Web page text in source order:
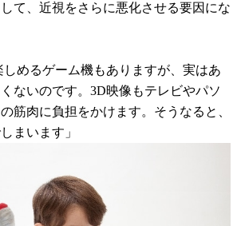
て、近視をさらに悪化させる要因にな
しめるゲーム機もありますが、実はあ
ないのです。3D映像もテレビやパソ
筋肉に負担をかけます。そうなると、
まいます」